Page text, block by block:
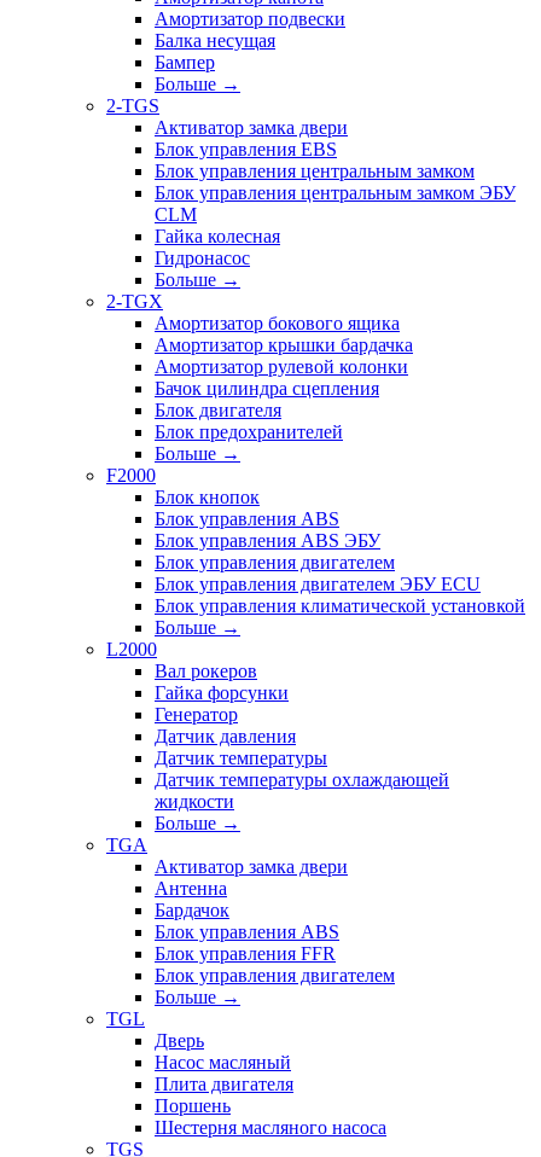
Амортизатор подвески
Балка несущая
Бампер
Больше →
2-TGS
Активатор замка двери
Блок управления EBS
Блок управления центральным замком
Блок управления центральным замком ЭБУ
CLM
Гайка колесная
Гидронасос
Больше →
2-TGX
Амортизатор бокового ящика
Амортизатор крышки бардачка
Амортизатор рулевой колонки
Бачок цилиндра сцепления
Блок двигателя
Блок предохранителей
Больше →
F2000
Блок кнопок
Блок управления ABS
Блок управления ABS ЭБУ
Блок управления двигателем
Блок управления двигателем ЭБУ ECU
Блок управления климатической установкой
Больше →
L2000
Вал рокеров
Гайка форсунки
Генератор
Датчик давления
Датчик температуры
Датчик температуры охлаждающей
жидкости
Больше →
TGA
Активатор замка двери
Антенна
Бардачок
Блок управления ABS
Блок управления FFR
Блок управления двигателем
Больше →
TGL
Дверь
Насос масляный
Плита двигателя
Поршень
Шестерня масляного насоса
TGS